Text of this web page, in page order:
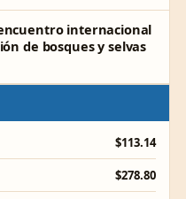
internacional
de bosques y selvas
$113.14
$278.80